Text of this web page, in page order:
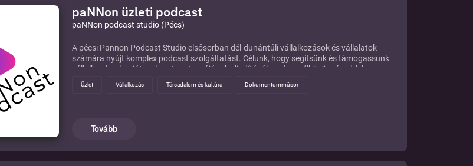
paNNon üzleti podcast
paNNon podcast studio (Pécs)
A pécsi Pannon Podcast Studio elsősorban dél-dunántúli vállalkozások és vállalatok
számára nyújt komplex podcast szolgáltatást. Célunk, hogy segítsünk és támogassunk
vállalkozásod saját podcast csatornájának elindításában és a célközönségeddel,
vevőiddel, partnereiddel történő hatékony kommunikációban. Ne feledd, hogy a Pannon
Üzlet Vállalkozás Társadalom és kultúra Dokumentumműsor
Tovább